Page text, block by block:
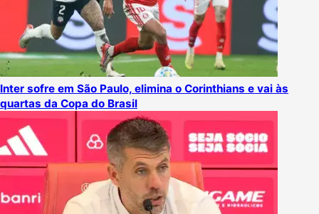
Inter sofre em São Paulo, elimina o Corinthians e vai às
quartas da Copa do Brasil